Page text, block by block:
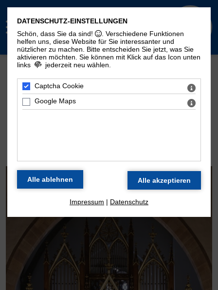
Mehr Seiten zum Thema "Moritzorgel":
Geschichte
Zeitstrahl
Disposition
Kontakt
DATENSCHUTZ-EINSTELLUNGEN
Schön, dass Sie da sind!
. Verschiedene Funktionen
helfen uns, diese Website für Sie interessanter und
nützlicher zu machen.
Bitte entscheiden Sie jetzt, was Sie
aktivieren möchten. Sie können mit Klick auf das Icon unten
links
jederzeit neu wählen.
Captcha Cookie
Google Maps
Impressum | Datenschutz